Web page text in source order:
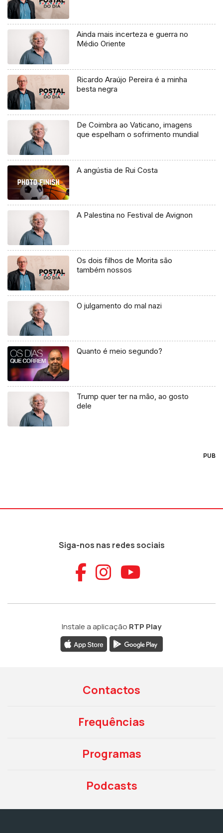
Ainda mais incerteza e guerra no
Médio Oriente
Ricardo Araújo Pereira é a minha
besta negra
De Coimbra ao Vaticano, imagens
que espelham o sofrimento mundial
A angústia de Rui Costa
A Palestina no Festival de Avignon
Os dois filhos de Morita são
também nossos
O julgamento do mal nazi
Quanto é meio segundo?
Trump quer ter na mão, ao gosto
dele
PUB
Siga-nos nas redes sociais
Aceder ao
Aceder ao
Aceder
Instale a aplicação RTP Play
Contactos
Frequências
Programas
Podcasts